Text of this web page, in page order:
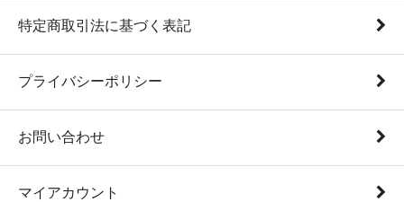
特定商取引法に基づく表記
プライバシーポリシー
お問い合わせ
マイアカウント